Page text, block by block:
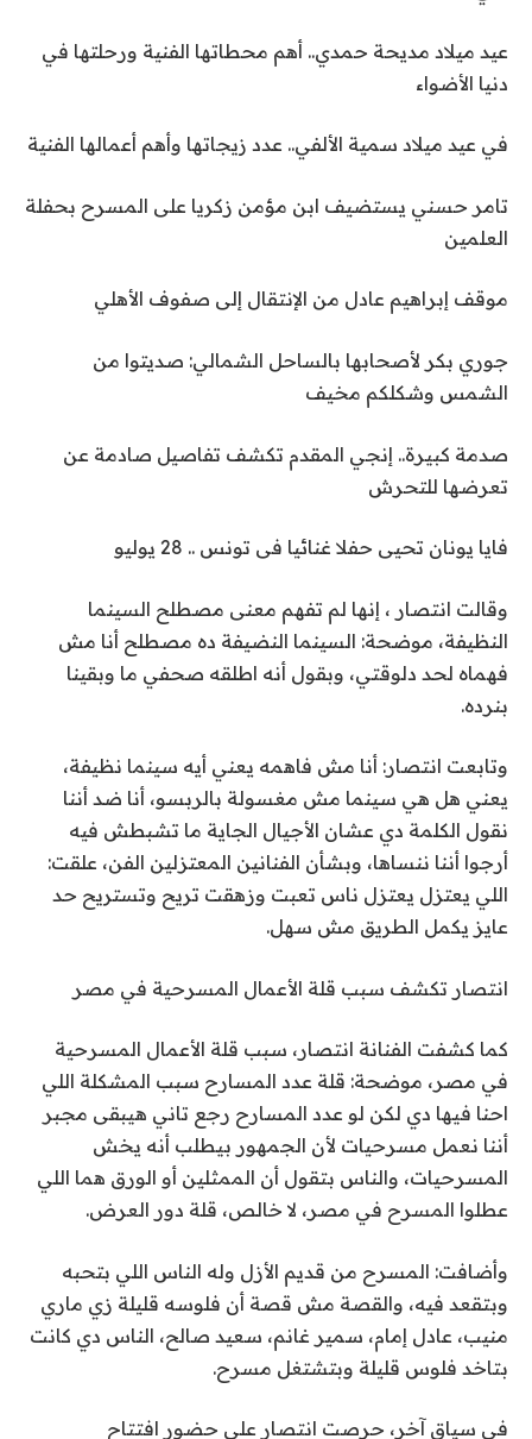
عيد ميلاد مديحة حمدي.. أهم محطاتها الفنية ورحلتها في
دنيا الأضواء
في عيد ميلاد سمية الألفي.. عدد زيجاتها وأهم أعمالها الفنية
تامر حسني يستضيف ابن مؤمن زكريا على المسرح بحفلة
العلمين
موقف إبراهيم عادل من الإنتقال إلى صفوف الأهلي
جوري بكر لأصحابها بالساحل الشمالي: صديتوا من
الشمس وشكلكم مخيف
صدمة كبيرة.. إنجي المقدم تكشف تفاصيل صادمة عن
تعرضها للتحرش
فايا يونان تحيى حفلا غنائيا فى تونس .. 28 يوليو
وقالت انتصار ، إنها لم تفهم معنى مصطلح السينما
النظيفة، موضحة: السينما النضيفة ده مصطلح أنا مش
فهماه لحد دلوقتي، وبقول أنه اطلقه صحفي ما وبقينا
بنرده.
وتابعت انتصار: أنا مش فاهمه يعني أيه سينما نظيفة،
يعني هل هي سينما مش مغسولة بالربسو، أنا ضد أننا
نقول الكلمة دي عشان الأجيال الجاية ما تشبطش فيه
أرجوا أننا ننساها، وبشأن الفنانين المعتزلين الفن، علقت:
اللي يعتزل يعتزل ناس تعبت وزهقت تريح وتستريح حد
عايز يكمل الطريق مش سهل.
انتصار تكشف سبب قلة الأعمال المسرحية في مصر
كما كشفت الفنانة انتصار، سبب قلة الأعمال المسرحية
في مصر، موضحة: قلة عدد المسارح سبب المشكلة اللي
احنا فيها دي لكن لو عدد المسارح رجع تاني هيبقى مجبر
أننا نعمل مسرحيات لأن الجمهور بيطلب أنه يخش
المسرحيات، والناس بتقول أن الممثلين أو الورق هما اللي
عطلوا المسرح في مصر، لا خالص، قلة دور العرض.
وأضافت: المسرح من قديم الأزل وله الناس اللي بتحبه
وبتقعد فيه، والقصة مش قصة أن فلوسه قليلة زي ماري
منيب، عادل إمام، سمير غانم، سعيد صالح، الناس دي كانت
بتاخد فلوس قليلة وبتشتغل مسرح.
في سياق آخر، حرصت انتصار على حضور افتتاح